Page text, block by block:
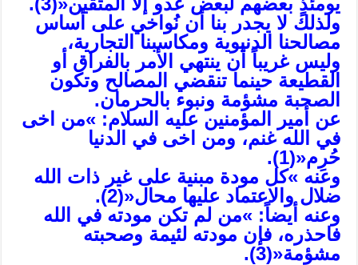
ولذلك لا يجدر بنا أن نُواخي على أساس
مصالحنا الدنيوية ومكاسبنا التجارية،
وليس غريباً أن ينتهي الأمر بالفراق أو
القطيعة حينما تنقضي المصالح وتكون
الصحبة مشؤمة ونبوء بالحرمان.
عن أمير المؤمنين عليه السلام: »من اخى
في الله غنم، ومن اخى في الدنيا
حُرِم«(1).
وعنه »كل مودة مبنية على غير ذات الله
ضلال والاعتماد عليها محال«(2).
وعنه أيضاً: »من لم تكن مودته في الله
فاحذره، فإن مودته لئيمة وصحبته
مشؤمة«(3).